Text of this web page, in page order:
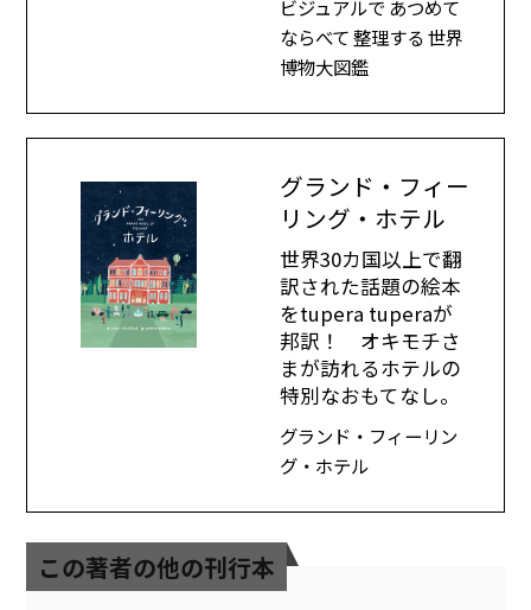
ビジュアルで あつめて
ならべて 整理する 世界
博物大図鑑
グランド・フィー
リング・ホテル
世界30カ国以上で翻
訳された話題の絵本
をtupera tuperaが
邦訳！ オキモチさ
まが訪れるホテルの
特別なおもてなし。
グランド・フィーリン
グ・ホテル
この著者の他の刊行本